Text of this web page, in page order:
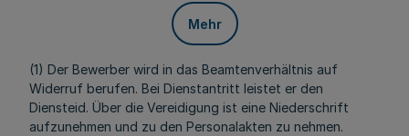
Mehr
(1) Der Bewerber wird in das Beamtenverhältnis auf
Widerruf berufen. Bei Dienstantritt leistet er den
Diensteid. Über die Vereidigung ist eine Niederschrift
aufzunehmen und zu den Personalakten zu nehmen.